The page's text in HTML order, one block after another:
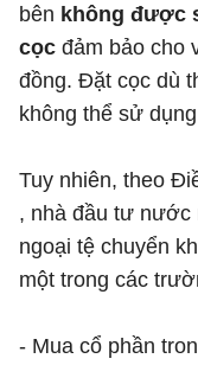
bên không được
cọc đảm bảo cho
đồng. Đặt cọc dù
không thể sử
Tuy nhiên, theo
, nhà đầu tư nước
ngoại tệ chuyển
một trong các
- Mua cổ phần